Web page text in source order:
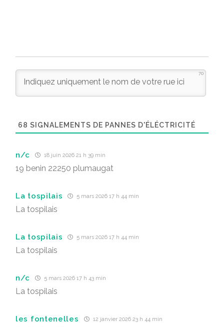
70
68 SIGNALEMENTS DE PANNES D'ÉLÉCTRICITÉ
n/c 18 juin 2026 21 h 39 min
19 benin 22250 plumaugat
La tospilais 5 mars 2026 17 h 44 min
La tospilais
La tospilais 5 mars 2026 17 h 44 min
La tospilais
n/c 5 mars 2026 17 h 43 min
La tospilais
les fontenelles 12 janvier 2026 23 h 44 min